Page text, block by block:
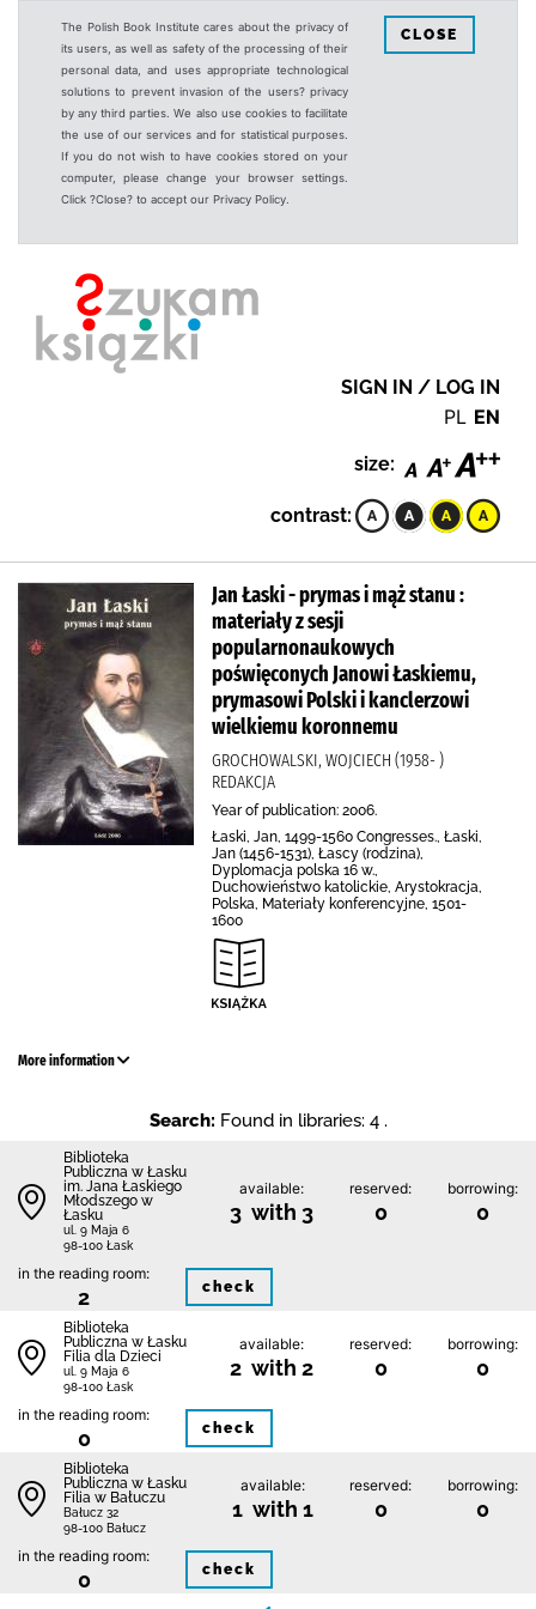
The Polish Book Institute cares about the privacy of
its users, as well as safety of the processing of their
personal data, and uses appropriate technological
solutions to prevent invasion of the users? privacy
by any third parties. We also use cookies to facilitate
the use of our services and for statistical purposes.
If you do not wish to have cookies stored on your
computer, please change your browser settings.
Click ?Close? to accept our Privacy Policy.
CLOSE
SIGN IN / LOG IN
PL EN
size:
contrast:
Jan Łaski - prymas i mąż stanu :
materiały z sesji
popularnonaukowych
poświęconych Janowi Łaskiemu,
prymasowi Polski i kanclerzowi
wielkiemu koronnemu
GROCHOWALSKI, WOJCIECH (1958- )
REDAKCJA
Year of publication: 2006.
Łaski, Jan, 1499-1560 Congresses., Łaski,
Jan (1456-1531), Łascy (rodzina),
Dyplomacja polska 16 w.,
Duchowieństwo katolickie, Arystokracja,
Polska, Materiały konferencyjne, 1501-
1600
More information
Search: Found in libraries: 4 .
Biblioteka
Publiczna w Łasku
im. Jana Łaskiego
Młodszego w
Łasku
ul. 9 Maja 6
98-100 Łask
available:
3 with 3
reserved:
0
borrowing:
0
in the reading room:
2 check
Biblioteka
Publiczna w Łasku
Filia dla Dzieci
ul. 9 Maja 6
98-100 Łask
available:
2 with 2
reserved:
0
borrowing:
0
in the reading room:
0 check
Biblioteka
Publiczna w Łasku
Filia w Bałuczu
Bałucz 32
98-100 Bałucz
available:
1 with 1
reserved:
0
borrowing:
0
in the reading room:
0 check